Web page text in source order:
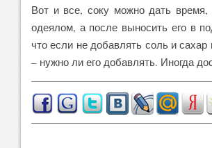
Вот и все, соку можно дать
одеялом, а после выносить его в
что если не добавлять соль и
– нужно ли его добавлять. Иногда